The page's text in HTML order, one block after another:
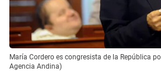
María Cordero es congresista de la República
Agencia Andina)